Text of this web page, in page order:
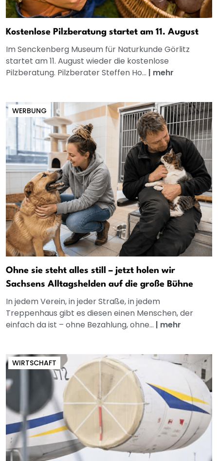
Kostenlose Pilzberatung startet am 11. August
Im Senckenberg Museum für Naturkunde Görlitz
startet am 11. August wieder die kostenlose
Pilzberatung. Pilzberater Steffen Ho... | mehr
WERBUNG
Ohne sie steht alles still – jetzt holen wir
Sachsens Alltagshelden auf die große Bühne
In jedem Verein, in jeder Straße, in jedem
Treppenhaus gibt es diesen einen Menschen, der
einfach da ist – ohne Bezahlung, ohne... | mehr
WIRTSCHAFT